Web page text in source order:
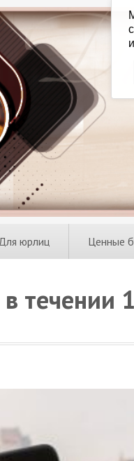
Для юрлиц Ценные
течении